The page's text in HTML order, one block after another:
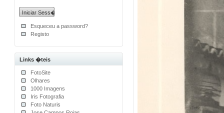
Esqueceu a password?
Registo
Links �teis
FotoSite
Olhares
1000 Imagens
Iris Fotografia
Foto Naturis